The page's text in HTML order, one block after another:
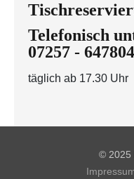
Telefonisch
07257 -
täglich ab 17.30 Uhr
© 2025